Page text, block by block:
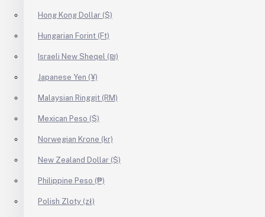
Hong Kong Dollar ($)
Hungarian Forint (Ft)
Israeli New Sheqel (₪)
Japanese Yen (¥)
Malaysian Ringgit (RM)
Mexican Peso ($)
Norwegian Krone (kr)
New Zealand Dollar ($)
Philippine Peso (₱)
Polish Zloty (zł)